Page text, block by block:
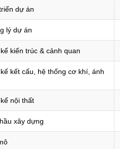
dự án
lý dự án
kiến trúc & cảnh quan
kết cấu, hệ thống cơ khí, ánh
nội thất
xây dựng